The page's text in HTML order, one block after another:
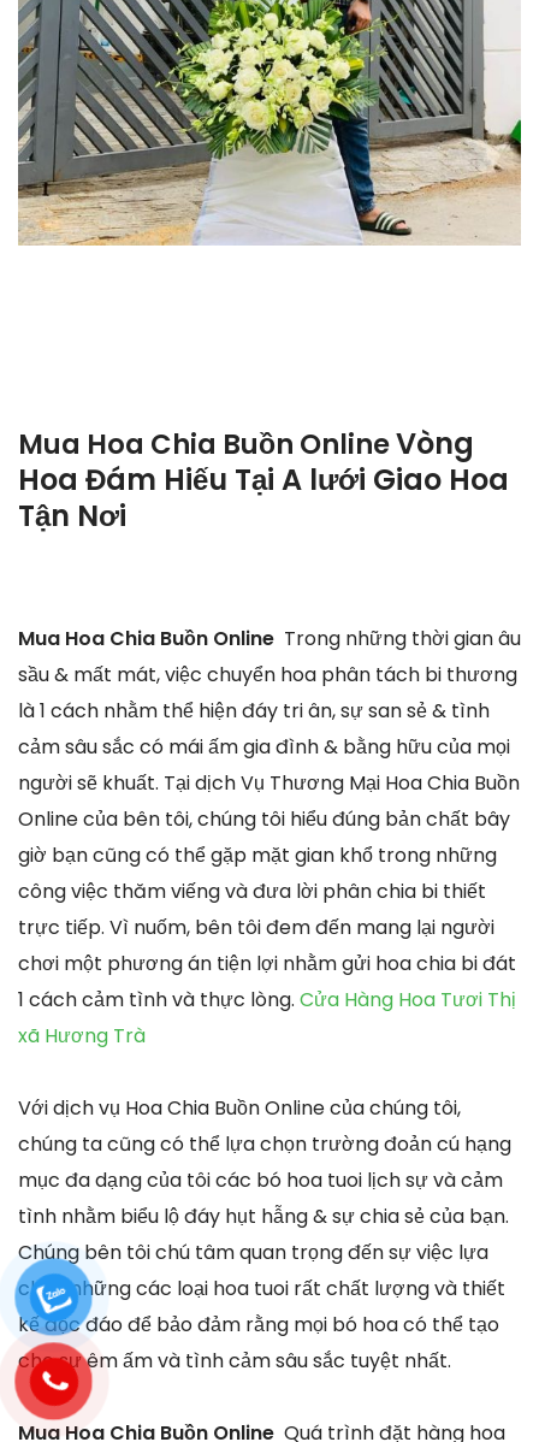
Mua Hoa Chia Buồn OnlineVòng
Hoa Đám Hiếu Tại A lưới Giao Hoa
Tận Nơi
Mua Hoa Chia Buồn Online Trong những thời gian âu
sầu & mất mát, việc chuyển hoa phân tách bi thương
là 1 cách nhằm thể hiện đáy tri ân, sự san sẻ & tình
cảm sâu sắc có mái ấm gia đình & bằng hữu của mọi
người sẽ khuất. Tại dịch Vụ Thương Mại Hoa Chia Buồn
Online của bên tôi, chúng tôi hiểu đúng bản chất bây
giờ bạn cũng có thể gặp mặt gian khổ trong những
công việc thăm viếng và đưa lời phân chia bi thiết
trực tiếp. Vì nuốm, bên tôi đem đến mang lại người
chơi một phương án tiện lợi nhằm gửi hoa chia bi đát
1 cách cảm tình và thực lòng. Cửa Hàng Hoa Tươi Thị
xã Hương Trà
Với dịch vụ Hoa Chia Buồn Online của chúng tôi,
chúng ta cũng có thể lựa chọn trường đoản cú hạng
mục đa dạng của tôi các bó hoa tuoi lịch sự và cảm
tình nhằm biểu lộ đáy hụt hẫng & sự chia sẻ của bạn.
Chúng bên tôi chú tâm quan trọng đến sự việc lựa
chọn những các loại hoa tuoi rất chất lượng và thiết
kế độc đáo để bảo đảm rằng mọi bó hoa có thể tạo
cho sự êm ấm và tình cảm sâu sắc tuyệt nhất.
Mua Hoa Chia Buồn Online Quá trình đặt hàng hoa